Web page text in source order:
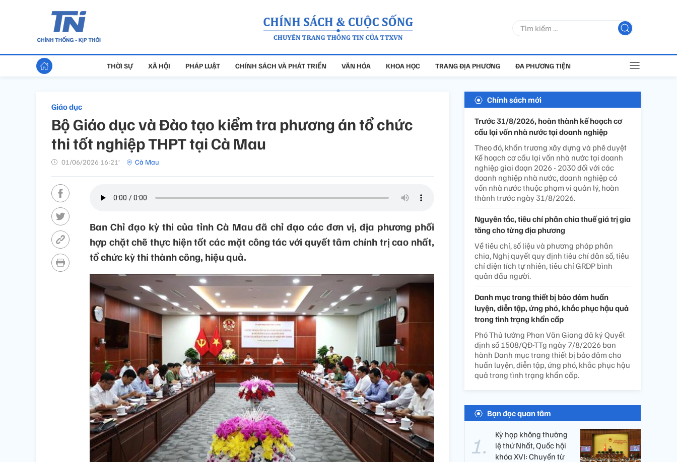
THỜI SỰ XÃ HỘI PHÁP LUẬT CHÍNH SÁCH VÀ PHÁT TRIỂN VĂN HÓA KHOA HỌC TRANG ĐỊA PHƯƠNG ĐA PHƯƠNG TIỆN
Giáo dục
Bộ Giáo dục và Đào tạo kiểm tra phương án tổ chức
thi tốt nghiệp THPT tại Cà Mau
01/06/2026 16:21’ Cà Mau
Ban Chỉ đạo kỳ thi của tỉnh Cà Mau đã chỉ đạo các đơn vị, địa phương phối
hợp chặt chẽ thực hiện tốt các mặt công tác với quyết tâm chính trị cao nhất,
tổ chức kỳ thi thành công, hiệu quả.
Chính sách mới
Trước 31/8/2026, hoàn thành kế hoạch cơ
cấu lại vốn nhà nước tại doanh nghiệp
Theo đó, khẩn trương xây dựng và phê duyệt
Kế hoạch cơ cấu lại vốn nhà nước tại doanh
nghiệp giai đoạn 2026 - 2030 đối với các
doanh nghiệp nhà nước, doanh nghiệp có
vốn nhà nước thuộc phạm vi quản lý, hoàn
thành trước ngày 31/8/2026.
Nguyên tắc, tiêu chí phân chia thuế giá trị gia
tăng cho từng địa phương
Về tiêu chí, số liệu và phương pháp phân
chia, Nghị quyết quy định tiêu chí dân số, tiêu
chí diện tích tự nhiên, tiêu chí GRDP bình
quân đầu người.
Danh mục trang thiết bị bảo đảm huấn
luyện, diễn tập, ứng phó, khắc phục hậu quả
trong tình trạng khẩn cấp
Phó Thủ tướng Phan Văn Giang đã ký Quyết
định số 1508/QĐ-TTg ngày 7/8/2026 ban
hành Danh mục trang thiết bị bảo đảm cho
huấn luyện, diễn tập, ứng phó, khắc phục hậu
quả trong tình trạng khẩn cấp.
Bạn đọc quan tâm
Kỳ họp không thường
lệ thứ Nhất, Quốc hội
khóa XVI: Chuyển từ